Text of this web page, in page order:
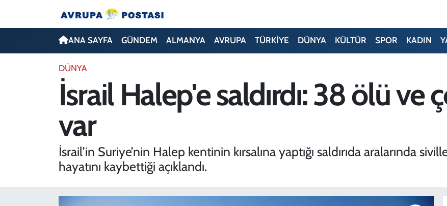
ANA SAYFA GÜNDEM ALMANYA AVRUPA TÜRKİYE DÜNYA KÜLTÜR SPOR KADIN
DÜNYA
İsrail Halep'e saldırdı: 38 ölü ve
var
İsrail’in Suriye’nin Halep kentinin kırsalına yaptığı saldırıda aralarında
hayatını kaybettiği açıklandı.
ANA SAYFA
GÜNDEM
ALMANYA
TÜRKİYE
KÜLTÜR
Nöbetçi Eczaneler
Hava Durumu
İstanbul Namaz Vakitleri
Avrupa Ligi Puan Durumu ve Fikstür
Tüm Manşetler
Son Dakika Haberleri